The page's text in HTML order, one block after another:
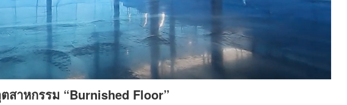
สาหกรรม “Burnished Floor”